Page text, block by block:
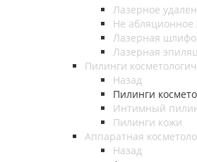
Лазерное
Не
Лазерная
Лазерная
Пилинги
Назад
Пилинги
Интимный
Пилинги кожи
Аппаратная
Назад